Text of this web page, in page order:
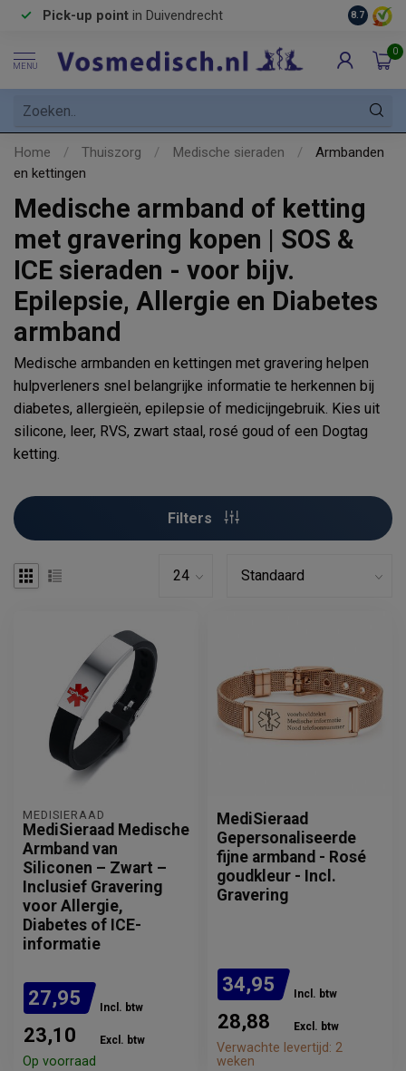
Vertrouwdadres sinds1959! Voor
verwerkt.
8.7
MENU
0
Home / Thuiszorg / Medische sieraden /
Armbanden
en kettingen
Medische armband of ketting
met gravering kopen | SOS &
ICE sieraden - voor bijv.
Epilepsie, Allergie en Diabetes
armband
Medische armbanden en kettingen met gravering helpen
hulpverleners snel belangrijke informatie te herkennen bij
diabetes, allergieën, epilepsie of medicijngebruik. Kies uit
silicone, leer, RVS, zwart staal, rosé goud of een Dogtag
ketting.
Filters
MEDISIERAAD
MediSieraad Medische
Armband van
Siliconen – Zwart –
Inclusief Gravering
voor Allergie,
Diabetes of ICE-
informatie
27,95 Incl. btw
23,10 Excl. btw
Op voorraad
MediSieraad
Gepersonaliseerde
fijne armband - Rosé
goudkleur - Incl.
Gravering
34,95 Incl. btw
28,88 Excl. btw
Verwachte levertijd: 2
weken